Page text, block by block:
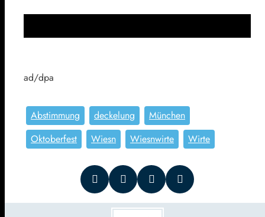
ad/dpa
Abstimmung deckelung
München
Oktoberfest
Wiesn Wiesnwirte Wirte